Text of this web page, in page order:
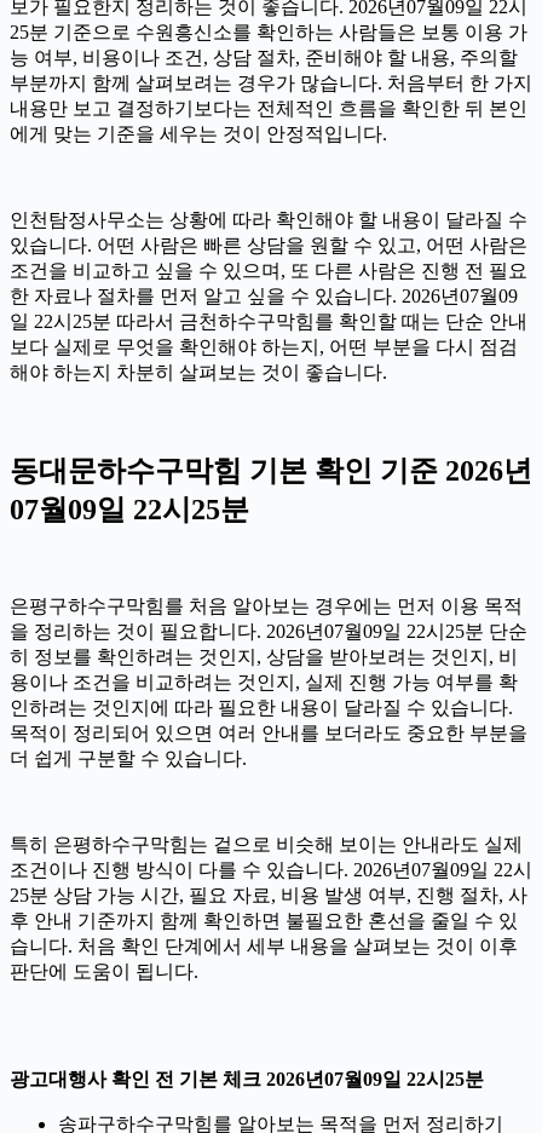
보가 필요한지 정리하는 것이 좋습니다. 2026년07월09일 22시
25분 기준으로 수원흥신소를 확인하는 사람들은 보통 이용 가
능 여부, 비용이나 조건, 상담 절차, 준비해야 할 내용, 주의할
부분까지 함께 살펴보려는 경우가 많습니다. 처음부터 한 가지
내용만 보고 결정하기보다는 전체적인 흐름을 확인한 뒤 본인
에게 맞는 기준을 세우는 것이 안정적입니다.
인천탐정사무소는 상황에 따라 확인해야 할 내용이 달라질 수
있습니다. 어떤 사람은 빠른 상담을 원할 수 있고, 어떤 사람은
조건을 비교하고 싶을 수 있으며, 또 다른 사람은 진행 전 필요
한 자료나 절차를 먼저 알고 싶을 수 있습니다. 2026년07월09
일 22시25분 따라서 금천하수구막힘를 확인할 때는 단순 안내
보다 실제로 무엇을 확인해야 하는지, 어떤 부분을 다시 점검
해야 하는지 차분히 살펴보는 것이 좋습니다.
동대문하수구막힘 기본 확인 기준 2026년
07월09일 22시25분
은평구하수구막힘를 처음 알아보는 경우에는 먼저 이용 목적
을 정리하는 것이 필요합니다. 2026년07월09일 22시25분 단순
히 정보를 확인하려는 것인지, 상담을 받아보려는 것인지, 비
용이나 조건을 비교하려는 것인지, 실제 진행 가능 여부를 확
인하려는 것인지에 따라 필요한 내용이 달라질 수 있습니다.
목적이 정리되어 있으면 여러 안내를 보더라도 중요한 부분을
더 쉽게 구분할 수 있습니다.
특히 은평하수구막힘는 겉으로 비슷해 보이는 안내라도 실제
조건이나 진행 방식이 다를 수 있습니다. 2026년07월09일 22시
25분 상담 가능 시간, 필요 자료, 비용 발생 여부, 진행 절차, 사
후 안내 기준까지 함께 확인하면 불필요한 혼선을 줄일 수 있
습니다. 처음 확인 단계에서 세부 내용을 살펴보는 것이 이후
판단에 도움이 됩니다.
광고대행사 확인 전 기본 체크 2026년07월09일 22시25분
송파구하수구막힘를 알아보는 목적을 먼저 정리하기